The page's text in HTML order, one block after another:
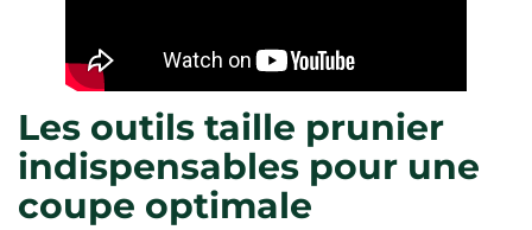
Les outils taille prunier
indispensables pour une
coupe optimale